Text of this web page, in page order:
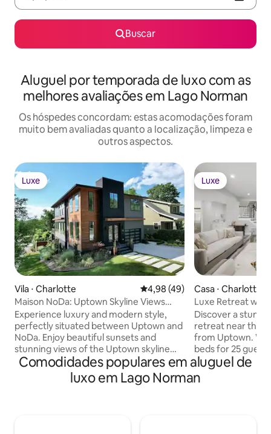
Buscar
Aluguel por temporada de luxo com as
melhores avaliações em Lago Norman
Os hóspedes concordam: estas acomodações foram
muito bem avaliadas quanto a localização, limpeza e
outros aspectos.
Luxe
Luxe
Vila ⋅ Charlotte 4,98 de uma avaliação média
4,98 (49)
Maison NoDa: Uptown Skyline Views
w/Gym Sleeps 14
Experience luxury and modern style,
perfectly situated between Uptown and
NoDa. Enjoy beautiful sunsets and
stunning views of the Uptown skyline
from this private residence,
conveniently located next to Cordelia
Park and the Little Sugar Creek
Luxe
Luxe
Casa ⋅ Charlotte
Luxe Retreat w/
For Groups
Discover a
retreat near the
from Uptown.
beds for 25
features elegant
kitchen, movie
bars, pool table,
Comodidades populares em aluguel de
luxo em Lago Norman